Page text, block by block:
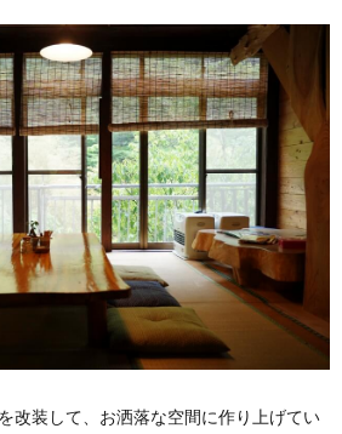
改装して、お洒落な空間に作り上げてい